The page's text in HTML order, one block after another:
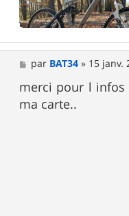
M
e
s
s
a
par BAT34 » 15 janv.
merci pour l infos
ma carte..